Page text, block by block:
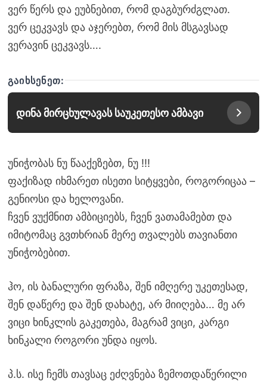
ვერ წერს და ეუბნებით, რომ დაგბურძგლათ.
ვერ ცეკვავს და აჯერებთ, რომ მის მსგავსად
ვერავინ ცეკვავს….
ᲒᲐᲘᲮᲡᲔᲜᲔᲗ:
დინა მირცხულავას საუკეთესო ამბავი
უნიჭობას ნუ წააქეზებთ, ნუ !!!
ფაქიზად იხმარეთ ისეთი სიტყვები, როგორიცაა –
გენიოსი და ხელოვანი.
ჩვენ ვუქმნით ამბიციებს, ჩვენ ვათამამებთ და
იმიტომაც გვთხრიან მერე თვალებს თავიანთი
უნიჭობებით.
ჰო, ის ბანალური ფრაზა, შენ იმღერე უკეთესად,
შენ დაწერე და შენ დახატე, არ მიიღება… მე არ
ვიცი ხინკლის გაკეთება, მაგრამ ვიცი, კარგი
ხინკალი როგორი უნდა იყოს.
პ.ს. ისე ჩემს თავსაც ეძღვნება ზემოთდაწერილი